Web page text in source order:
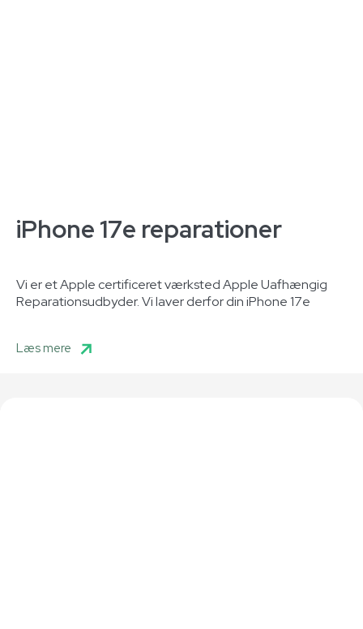
iPhone 17e reparationer
Vi er et Apple certificeret værksted Apple Uafhængig
Reparationsudbyder. Vi laver derfor din iPhone 17e
Læs mere